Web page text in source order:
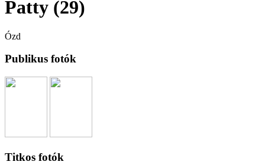
Patty (29)
Ózd
Publikus fotók
Titkos fotók